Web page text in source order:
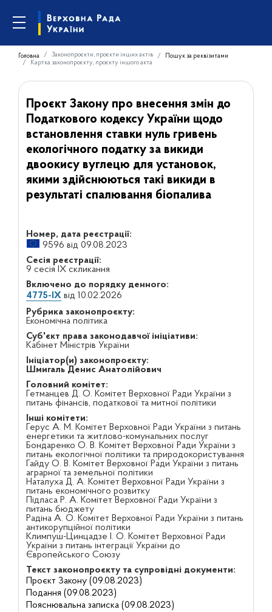
Головна Законопроєкти, проєкти інших актів
Пошук за реквізитами
Картка законопроєкту, проєкту іншого акта
Проєкт Закону про внесення змін до
Податкового кодексу України щодо
встановлення ставки нуль гривень
екологічного податку за викиди
двоокису вуглецю для установок,
якими здійснюються такі викиди в
результаті спалювання біопалива
Номер, дата реєстрації:
9596 від 09.08.2023
Сесія реєстрації:
9 сесія IX скликання
Включено до порядку денного:
4775-IXвід 10.02.2026
Рубрика законопроєкту:
Економічна політика
Суб'єкт права законодавчої ініціативи:
Кабінет Міністрів України
Ініціатор(и) законопроєкту:
Шмигаль Денис Анатолійович
Головний комітет:
Гетманцев Д. О. Комітет Верховної Ради України з
питань фінансів, податкової та митної політики
Інші комітети:
Герус А. М. Комітет Верховної Ради України з питань
енергетики та житлово-комунальних послуг
Бондаренко О. В. Комітет Верховної Ради України з
питань екологічної політики та природокористування
Гайду О. В. Комітет Верховної Ради України з питань
аграрної та земельної політики
Наталуха Д. А. Комітет Верховної Ради України з
питань економічного розвитку
Підласа Р. А. Комітет Верховної Ради України з
питань бюджету
Радіна А. О. Комітет Верховної Ради України з питань
антикорупційної політики
Климпуш-Цинцадзе І. О. Комітет Верховної Ради
України з питань інтеграції України до
Європейського Союзу
Текст законопроєкту та супровідні документи:
Проєкт Закону (09.08.2023)
Подання (09.08.2023)
Пояснювальна записка (09.08.2023)